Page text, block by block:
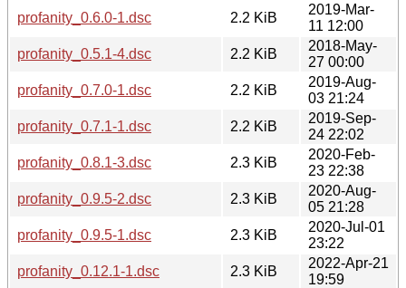
profanity_0.6.0-1.dsc
2.2 KiB
2019-Mar-
11 12:00
profanity_0.5.1-4.dsc
2.2 KiB
2018-May-
27 00:00
profanity_0.7.0-1.dsc
2.2 KiB
2019-Aug-
03 21:24
profanity_0.7.1-1.dsc
2.2 KiB
2019-Sep-
24 22:02
profanity_0.8.1-3.dsc
2.3 KiB
2020-Feb-
23 22:38
profanity_0.9.5-2.dsc
2.3 KiB
2020-Aug-
05 21:28
profanity_0.9.5-1.dsc
2.3 KiB
2020-Jul-01
23:22
profanity_0.12.1-1.dsc
2.3 KiB
2022-Apr-21
19:59